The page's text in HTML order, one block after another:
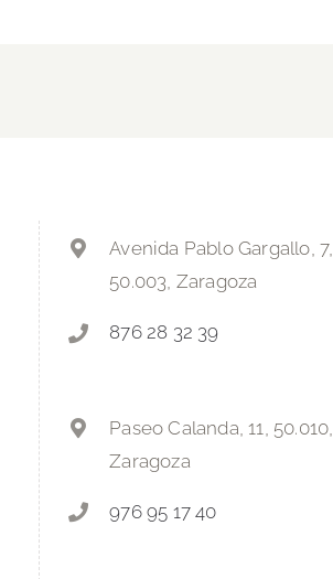
Avenida Pablo Gargallo, 7,
50.003, Zaragoza
876 28 32 39
Paseo Calanda, 11, 50.010,
Zaragoza
976 95 17 40